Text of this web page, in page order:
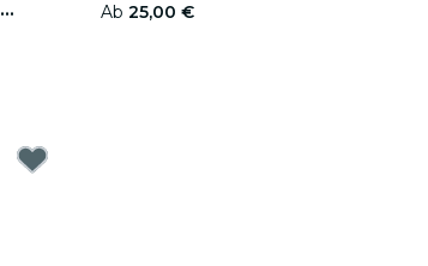
Ab 25,00 €